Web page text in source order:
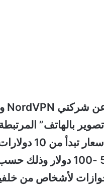
بالهاتف” المرتبطة
المعتاد تكون بين
لأشخاص من